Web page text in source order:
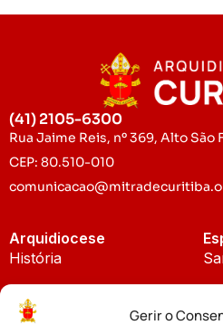
Gerir o
(41) 2105-6300
Rua Jaime Reis, nº 369, Alto São
CEP: 80.510-010
Arquidiocese
História
Padroeira